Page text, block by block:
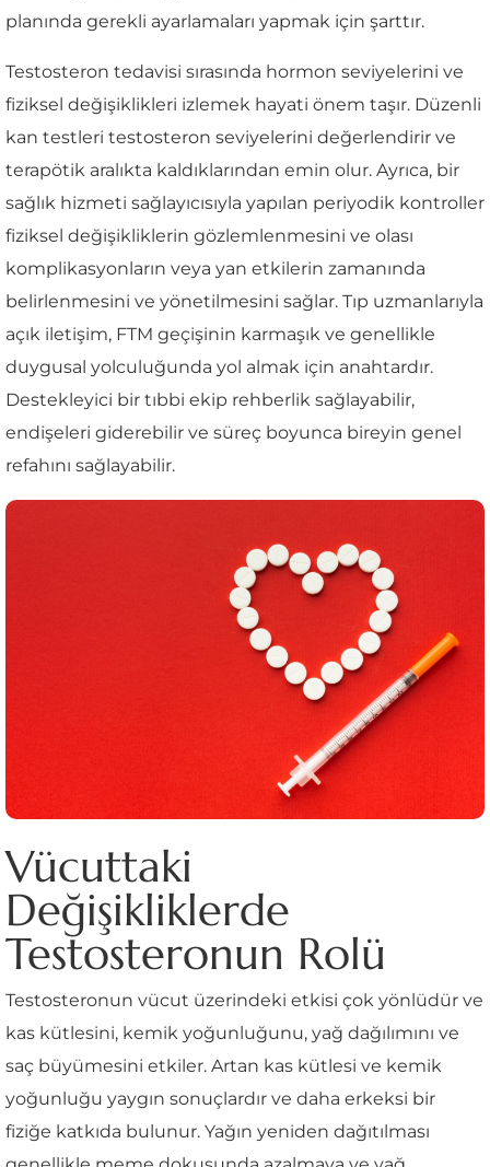
planında gerekli ayarlamaları yapmak için şarttır.
Testosteron tedavisi sırasında hormon seviyelerini ve
fiziksel değişiklikleri izlemek hayati önem taşır. Düzenli
kan testleri testosteron seviyelerini değerlendirir ve
terapötik aralıkta kaldıklarından emin olur. Ayrıca, bir
sağlık hizmeti sağlayıcısıyla yapılan periyodik kontroller
fiziksel değişikliklerin gözlemlenmesini ve olası
komplikasyonların veya yan etkilerin zamanında
belirlenmesini ve yönetilmesini sağlar. Tıp uzmanlarıyla
açık iletişim, FTM geçişinin karmaşık ve genellikle
duygusal yolculuğunda yol almak için anahtardır.
Destekleyici bir tıbbi ekip rehberlik sağlayabilir,
endişeleri giderebilir ve süreç boyunca bireyin genel
refahını sağlayabilir.
Vücuttaki
Değişikliklerde
Testosteronun Rolü
Testosteronun vücut üzerindeki etkisi çok yönlüdür ve
kas kütlesini, kemik yoğunluğunu, yağ dağılımını ve
saç büyümesini etkiler. Artan kas kütlesi ve kemik
yoğunluğu yaygın sonuçlardır ve daha erkeksi bir
fiziğe katkıda bulunur. Yağın yeniden dağıtılması